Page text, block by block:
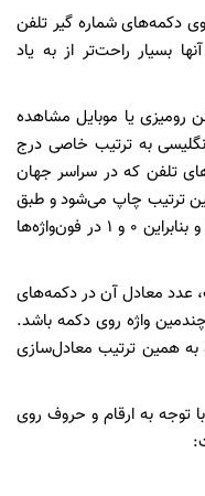
دکمه‌های شماره گیر تلفن
بسیار راحت‌تر از به یاد
رومیزی یا موبایل مشاهده
۲ تا ۹، حروف انگلیسی به ترتیب خاصی درج
تلفن که در سراسر جهان
ترتیب چاپ می‌شود و طبق
این روال، هیچ حرفی معادل ۰ و ۱ نمی‌شود و بنابراین ۰ و ۱ در فون‌واژه‌ها
عدد معادل آن در دکمه‌های
واژه روی دکمه باشد.
۴ حرفی برابر شماره ۴ رقمی و به همین ترتیب معادل‌سازی
توجه به ارقام و حروف روی